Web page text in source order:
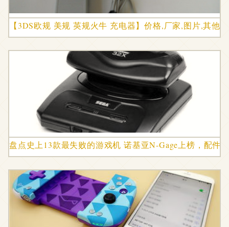
【3DS欧规 美规 英规火牛 充电器】价格,厂家,图片,其他
盘点史上13款最失败的游戏机 诺基亚N-Gage上榜，配件